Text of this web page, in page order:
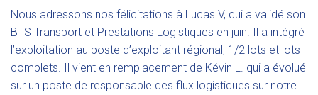
A
T
I
N
Nous adressons nos félicitations à Lucas V, qui a validé son
BTS Transport et Prestations Logistiques en juin. Il a intégré
l’exploitation au poste d’exploitant régional, 1/2 lots et lots
complets. Il vient en remplacement de Kévin L. qui a évolué
sur un poste de responsable des flux logistiques sur notre